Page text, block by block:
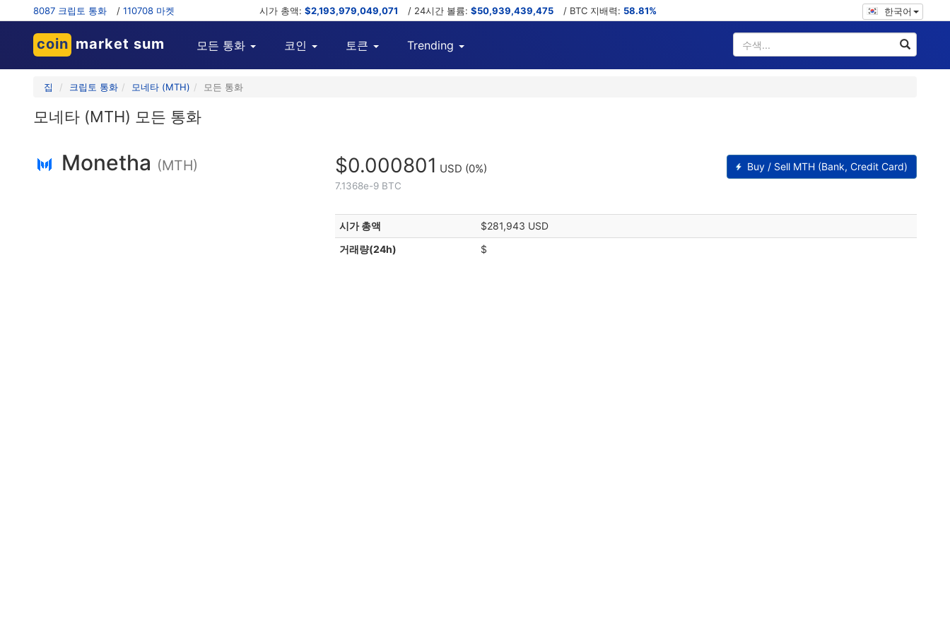
8087 크립토 통화 / 110708 마켓 시가 총액: $2,193,979,049,071 / 24시간 볼륨: $50,939,439,475 / BTC 지배력: 58.81% 한국어
coin market sum 모든 통화 코인 토큰 Trending
집 크립토 통화 모네타 (MTH) 모든 통화
모네타 (MTH) 모든 통화
Monetha (MTH) $0.000801 USD (0%)
7.1368e-9 BTC
Buy / Sell MTH (Bank, Credit Card)
시가 총액
$281,943 USD
거래량(24h)
$